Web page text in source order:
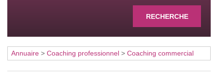
RECHERCHE
Annuaire > Coaching professionnel > Coaching commercial